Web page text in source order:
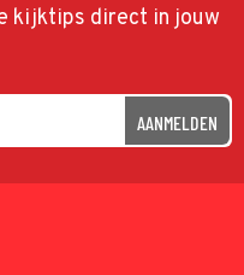
kijktips direct in jouw
AANMELDEN